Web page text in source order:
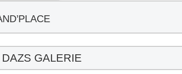
GALERIE